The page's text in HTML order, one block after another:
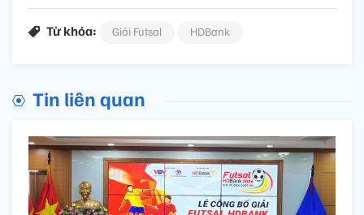
Từ khóa: Giải Futsal HDBank
Tin liên quan